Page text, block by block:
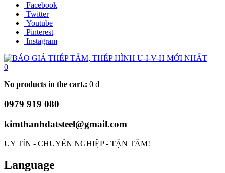
Facebook
Twitter
Youtube
Pinterest
Instagram
0
No products in the cart.: 0 ₫
0979 919 080
kimthanhdatsteel@gmail.com
UY TÍN - CHUYÊN NGHIỆP - TẬN TÂM!
Language